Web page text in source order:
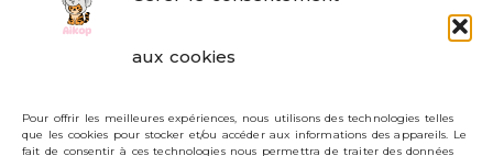
aux cookies
Pour offrir les meilleures expériences, nous utilisons des technologies telles
que les cookies pour stocker et/ou accéder aux informations des appareils. Le
fait de consentir à ces technologies nous permettra de traiter des données
Livraisons et retours